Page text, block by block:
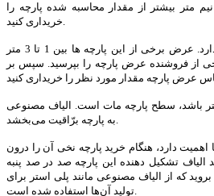
متر بیشتر از مقدار محاسبه شده پارچه را
خریداری کنید.
پارچه نخی عرض های متفاوتی دارد. عرض برخی از این پارچه­ ها بین 1 تا 3 متر
از فروشنده عرض پارچه را بپرسید. سپس بر
باشد، سطح پارچه مات است. الیاف مصنوعی
به پارچه برّاقیت می‌بخشد.
دارد، هنگام خرید پارچه نخی آن را درون
تشکیل­ دهنده این پارچه صد در صد پنبه
که از الیاف مصنوعی مانند پلی ­استر برای
تولید آن­‌ها استفاده شده است.